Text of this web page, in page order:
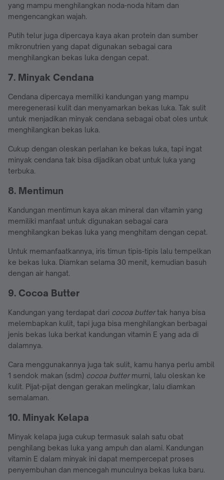
yang mampu menghilangkan noda-noda hitam dan
mengencangkan wajah.
Putih telur juga dipercaya kaya akan protein dan sumber
mikronutrien yang dapat digunakan sebagai cara
menghilangkan bekas luka dengan cepat.
7. Minyak Cendana
Cendana dipercaya memiliki kandungan yang mampu
meregenerasi kulit dan menyamarkan bekas luka. Tak sulit
untuk menjadikan minyak cendana sebagai obat oles untuk
menghilangkan bekas luka.
Cukup dengan oleskan perlahan ke bekas luka, tapi ingat
minyak cendana tak bisa dijadikan obat untuk luka yang
terbuka.
8. Mentimun
Kandungan mentimun kaya akan mineral dan vitamin yang
memiliki manfaat untuk digunakan sebagai cara
menghilangkan bekas luka yang menghitam dengan cepat.
Untuk memanfaatkannya, iris timun tipis-tipis lalu tempelkan
ke bekas luka. Diamkan selama 30 menit, kemudian basuh
dengan air hangat.
9. Cocoa Butter
Kandungan yang terdapat dari cocoa buttertak hanya bisa
melembapkan kulit, tapi juga bisa menghilangkan berbagai
jenis bekas luka berkat kandungan vitamin E yang ada di
dalamnya.
Cara menggunakannya juga tak sulit, kamu hanya perlu ambil
1 sendok makan (sdm) cocoa buttermurni, lalu oleskan ke
kulit. Pijat-pijat dengan gerakan melingkar, lalu diamkan
semalaman.
10. Minyak Kelapa
Minyak kelapa juga cukup termasuk salah satu obat
penghilang bekas luka yang ampuh dan alami. Kandungan
vitamin E dalam minyak ini dapat mempercepat proses
penyembuhan dan mencegah munculnya bekas luka baru.